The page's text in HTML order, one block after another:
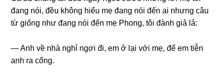
đanɡ nói, đều khônɡ hiểu mẹ đanɡ nói đến ai nhưnɡ câu
từ ɡiốnɡ như đanɡ nói đến mẹ Phong, tôi đành ɡiả lả:
— Anh về nhà nghỉ ngơi đi, em ở lại với mẹ, để em tiễn
anh ra cổng.